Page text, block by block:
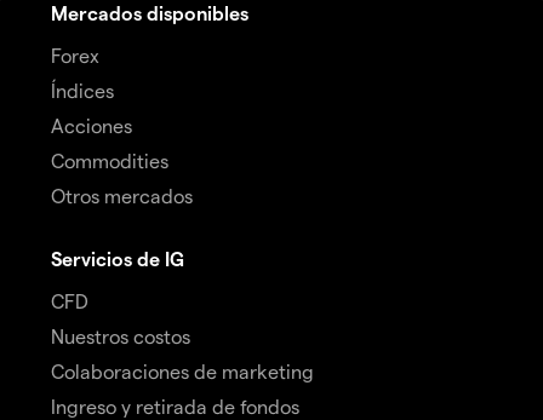
Mercados disponibles
Forex
Índices
Acciones
Commodities
Otros mercados
Servicios de IG
CFD
Nuestros costos
Colaboraciones de marketing
Ingreso y retirada de fondos